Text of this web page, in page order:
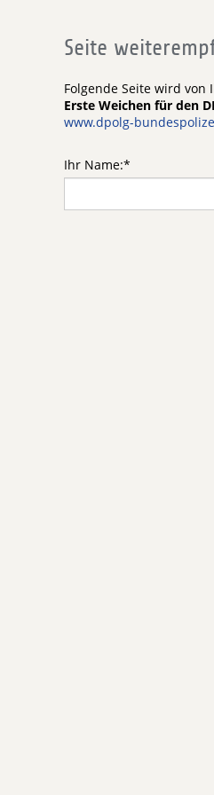
Seite
Folgende Seite wird von
Erste Weichen für den
www.dpolg-
Ihr Name:*